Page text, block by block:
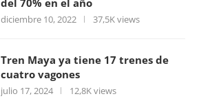
diciembre 10, 2022 37,5K views
Tren Maya ya tiene 17 trenes de
cuatro vagones
julio 17, 2024 12,8K views